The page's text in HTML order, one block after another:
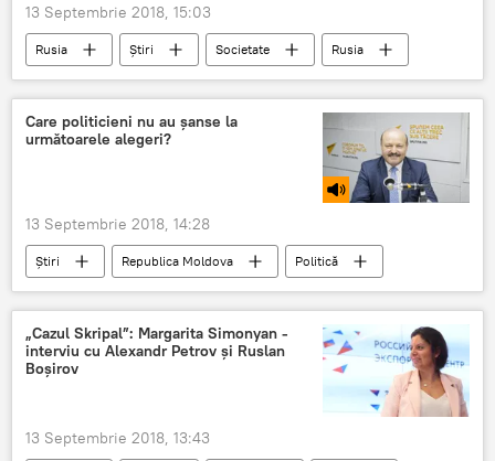
13 Septembrie 2018, 15:03
Rusia Știri Societate
Rusia
Vladimir Putin
Vostok-2018
Poligon militar
exercitii militare
participanti
Care politicieni nu au șanse la
următoarele alegeri?
13 Septembrie 2018, 14:28
Știri Republica Moldova
Politică
Podcasturi
Podcasturi
Chisinau
Valeriu Ghilețchi
comportament
Societate
„Cazul Skripal”: Margarita Simonyan -
interviu cu Alexandr Petrov și Ruslan
Boșirov
13 Septembrie 2018, 13:43